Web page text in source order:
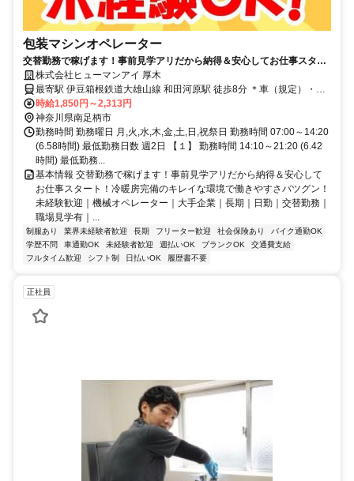
包装マシンオペレーター
交替勤務で稼げます！事前見学アリだから納得＆安心してお仕事スター
ト！冷暖房完備のキレイな環境で働きやすさバツグン！
株式会社ヒューマンアイ 厚木
最寄駅 伊豆箱根鉄道大雄山線 和田河原駅 徒歩8分 ＊車（規定）・バ
イク・自転車通勤大歓迎！
時給1,850円～2,313円
神奈川県南足柄市
勤務時間 勤務曜日 月,火,水,木,金,土,日,祝祭日 勤務時間 07:00～14:20
(6.58時間) 最低勤務日数 週2日 【１】 勤務時間 14:10～21:20 (6.42
時間) 最低勤務...
基本情報 交替勤務で稼げます！事前見学アリだから納得＆安心して
お仕事スタート！冷暖房完備のキレイな環境で働きやすさバツグン！
未経験歓迎｜機械オペレーター｜大手企業｜長期｜日勤｜交替勤務｜
職場見学有｜...
制服あり 業界未経験者歓迎 長期 フリーター歓迎 社会保険あり
バイク通勤OK
学歴不問
車通勤OK 未経験者歓迎 週払いOK ブランクOK
交通費支給
フルタイム歓迎
シフト制 日払いOK 履歴書不要
正社員